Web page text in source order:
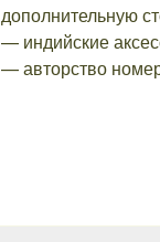
дополнительную
— индийские
— авторство